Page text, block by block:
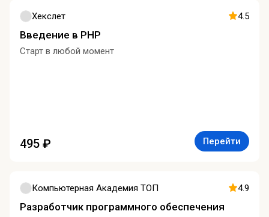
Хекслет 4.5
Введение в PHP
Старт в любой момент
495 ₽ Перейти
Компьютерная Академия ТОП 4.9
Разработчик программного обеспечения